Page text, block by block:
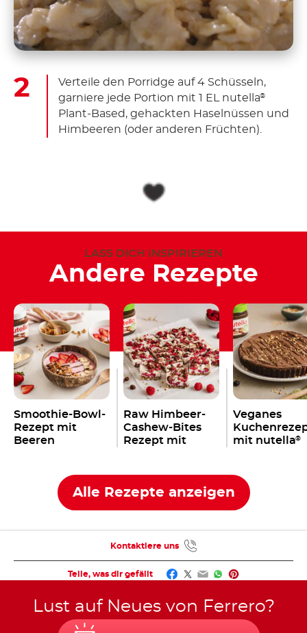
Verteile den Porridge auf 4 Schüsseln,
garniere jede Portion mit 1 EL nutella®
Plant-Based, gehackten Haselnüssen und
Himbeeren (oder anderen Früchten).
LASS DICH INSPIRIEREN
Andere Rezepte
Smoothie-Bowl-
Rezept mit
Beeren
Raw Himbeer-
Cashew-Bites
Rezept mit
Veganes
mit nutella®
Alle Rezepte anzeigen
Teile, was dir gefällt Facebook
Twitter
EmailWhatsApp
Pinterest
Kontaktiere uns
Lust auf Neues von Ferrero?